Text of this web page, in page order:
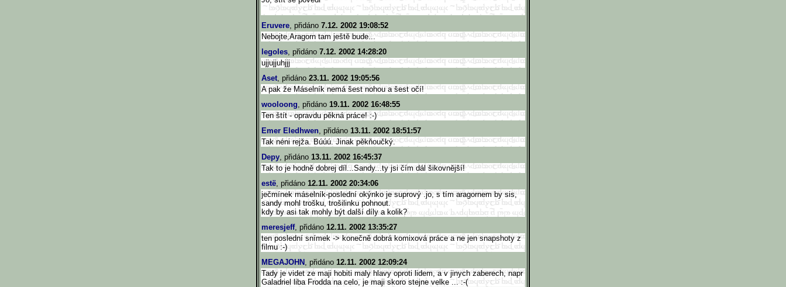
Eruvere, přidáno 7.12. 2002 19:08:52
Nebojte,Aragorn tam ještě bude...
legoles, přidáno 7.12. 2002 14:28:20
ujjujjuhjjj
Aset, přidáno 23.11. 2002 19:05:56
A pak že Máselník nemá šest nohou a šest očí!
wooloong, přidáno 19.11. 2002 16:48:55
Ten štít - opravdu pěkná práce! :-)
Emer Eledhwen, přidáno 13.11. 2002 18:51:57
Tak néni rejža. Búúú. Jinak pěkňoučký.
Depy, přidáno 13.11. 2002 16:45:37
Tak to je hodně dobrej díl...Sandy...ty jsi čím dál šikovnější!
estë, přidáno 12.11. 2002 20:34:06
ječmínek máselník-poslední okýnko je suprový .jo, s tím aragornem by sis,
sandy mohl trošku, trošilinku pohnout.
kdy by asi tak mohly být další díly a kolik?
meresjeff, přidáno 12.11. 2002 13:35:27
ten poslední snímek -> konečně dobrá komixová práce a ne jen snapshoty z
filmu :-)
MEGAJOHN , přidáno 12.11. 2002 12:09:24
Tady je videt ze maji hobiti maly hlavy oproti lidem, a v jinych zaberech, napr
Galadriel liba Frodda na celo, je maji skoro stejne velke ... :-(